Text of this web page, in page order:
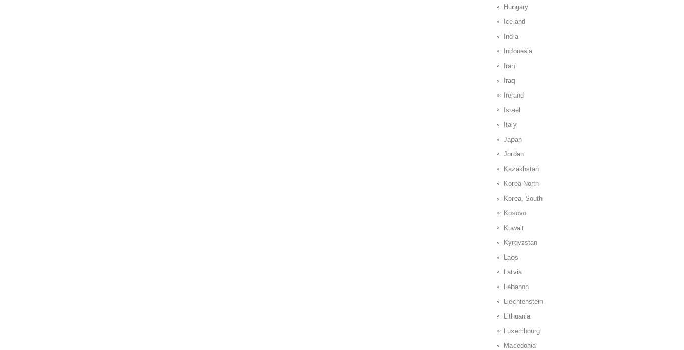
Hungary
Iceland
India
Indonesia
Iran
Iraq
Ireland
Israel
Italy
Japan
Jordan
Kazakhstan
Korea North
Korea, South
Kosovo
Kuwait
Kyrgyzstan
Laos
Latvia
Lebanon
Liechtenstein
Lithuania
Luxembourg
Macedonia